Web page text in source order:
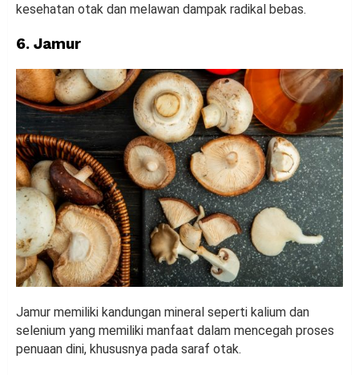
kesehatan otak dan melawan dampak radikal bebas.
6. Jamur
Jamur memiliki kandungan mineral seperti kalium dan
selenium yang memiliki manfaat dalam mencegah proses
penuaan dini, khususnya pada saraf otak.